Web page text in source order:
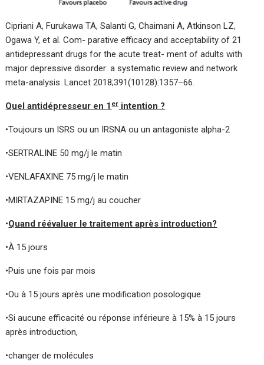
Cipriani A, Furukawa TA, Salanti G, Chaimani A, Atkinson LZ,
Ogawa Y, et al. Com- parative efficacy and acceptability of 21
antidepressant drugs for the acute treat- ment of adults with
major depressive disorder: a systematic review and network
meta-analysis. Lancet 2018;391(10128):1357–66.
Quel antidépresseur en 1erintention ?
•Toujours un ISRS ou un IRSNA ou un antagoniste alpha-2
•SERTRALINE 50 mg/j le matin
•VENLAFAXINE 75 mg/j le matin
•MIRTAZAPINE 15 mg/j au coucher
•Quand réévaluer le traitement après introduction?
•À 15 jours
•Puis une fois par mois
•Ou à 15 jours après une modification posologique
•Si aucune efficacité ou réponse inférieure à 15% à 15 jours
après introduction,
•changer de molécules